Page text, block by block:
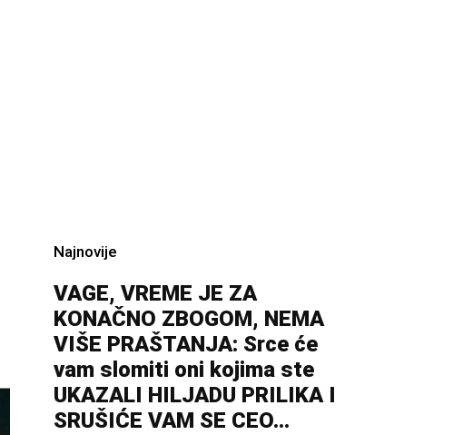
Najnovije
VAGE, VREME JE ZA
KONAČNO ZBOGOM, NEMA
VIŠE PRAŠTANJA: Srce će
vam slomiti oni kojima ste
UKAZALI HILJADU PRILIKA I
SRUŠIĆE VAM SE CEO...